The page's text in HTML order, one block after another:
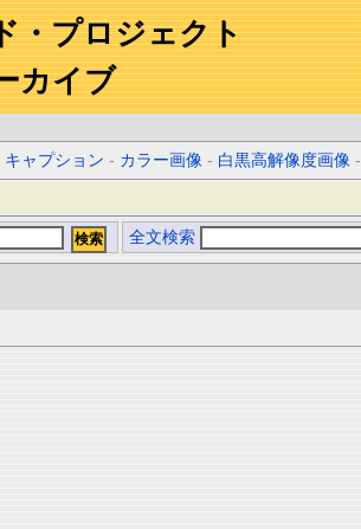
・プロジェクト
カイブ
キャプション - カラー画像 - 白黒高解像度画像 -
全文検索